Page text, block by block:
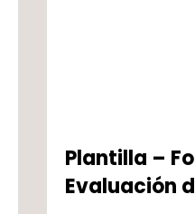
Plantilla –
Evaluación